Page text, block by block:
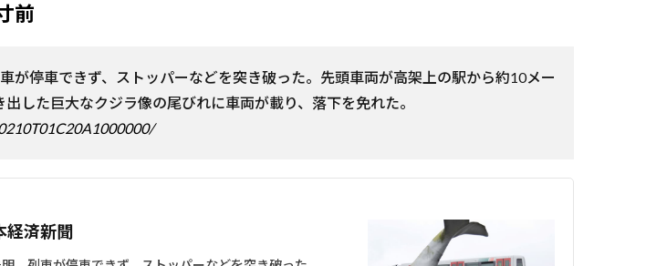
前
が停車できず、ストッパーなどを突き破った。先頭車両が高架上の駅から約10メー
した巨大なクジラ像の尾びれに車両が載り、落下を免れた。
経済新聞